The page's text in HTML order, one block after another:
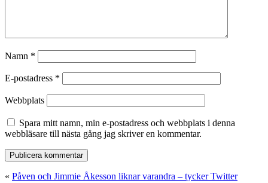
Namn *
E-postadress *
Webbplats
Spara mitt namn, min e-postadress och webbplats i denna
webbläsare till nästa gång jag skriver en kommentar.
« Påven och Jimmie Åkesson liknar varandra – tycker Twitter